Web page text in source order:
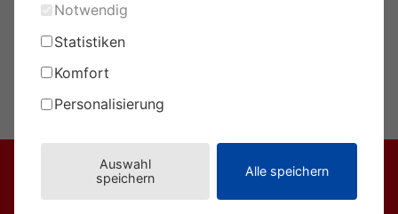
Notwendig
Statistiken
Komfort
Personalisierung
Auswahl
speichern
Alle speichern
umweltprofis@eule-wien.at